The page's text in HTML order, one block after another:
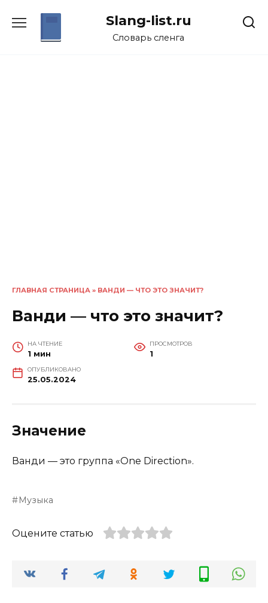
Slang-list.ru
Словарь сленга
ГЛАВНАЯ СТРАНИЦА » ВАНДИ — ЧТО ЭТО ЗНАЧИТ?
Ванди — что это значит?
НА ЧТЕНИЕ
1 мин
ПРОСМОТРОВ
1
ОПУБЛИКОВАНО
25.05.2024
Значение
Ванди — это группа «One Direction».
Музыка
Оцените статью